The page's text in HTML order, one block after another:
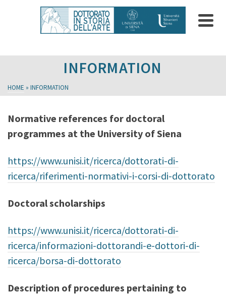
INFORMATION
HOME » INFORMATION
Normative references for doctoral
programmes at the University of Siena
https://www.unisi.it/ricerca/dottorati-di-
ricerca/riferimenti-normativi-i-corsi-di-dottorato
Doctoral scholarships
https://www.unisi.it/ricerca/dottorati-di-
ricerca/informazioni-dottorandi-e-dottori-di-
ricerca/borsa-di-dottorato
Description of procedures pertaining to